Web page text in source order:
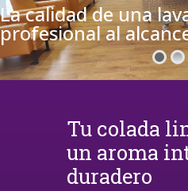
La calidad de una
profesional al
Tu colada
un aroma
duradero